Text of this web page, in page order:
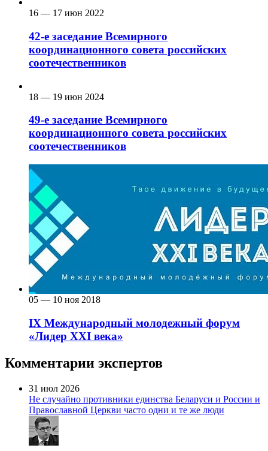
16 — 17 июн 2022
42-е заседание Всемирного
координационного совета российских
соотечественников
18 — 19 июн 2024
49-е заседание Всемирного
координационного совета российских
соотечественников
05 — 10 ноя 2018
IX Международный молодежный форум
«Лидер ХХI века»
Комментарии экспертов
31 июл 2026
Не случайно противники единства Беларуси и России и
Православной Церкви часто одни и те же люди